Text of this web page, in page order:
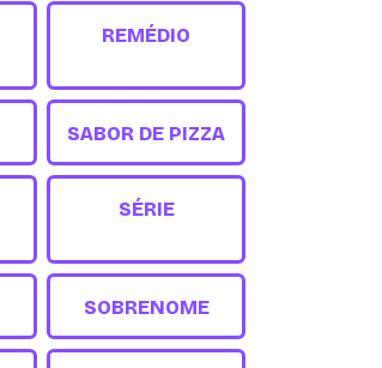
REMÉDIO
SABOR DE PIZZA
SÉRIE
SOBRENOME